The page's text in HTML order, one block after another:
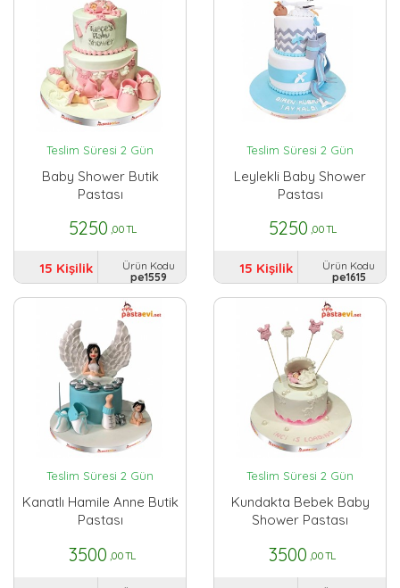
Teslim Süresi 2 Gün
Baby Shower Butik
Pastası
5250 ,00 TL
15 Kişilik
Ürün Kodu
pe1559
Teslim Süresi 2 Gün
Leylekli Baby Shower
Pastası
5250 ,00 TL
15 Kişilik
Ürün Kodu
pe1615
Teslim Süresi 2 Gün
Kanatlı Hamile Anne Butik
Pastası
3500 ,00 TL
Teslim Süresi 2 Gün
Kundakta Bebek Baby
Shower Pastası
3500 ,00 TL